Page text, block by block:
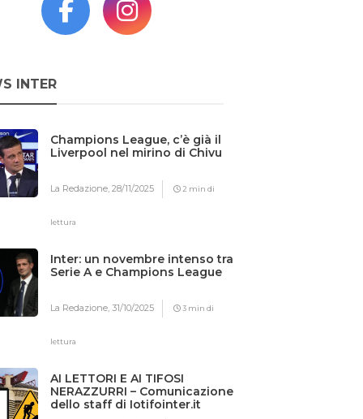
INTER
Champions League, c’è già il
Liverpool nel mirino di Chivu
La Redazione,28/11/2025 2 min di
lettura
Inter: un novembre intenso tra
Serie A e Champions League
La Redazione,31/10/2025 3 min di
lettura
AI LETTORI E AI TIFOSI
NERAZZURRI – Comunicazione
dello staff di Iotifointer.it